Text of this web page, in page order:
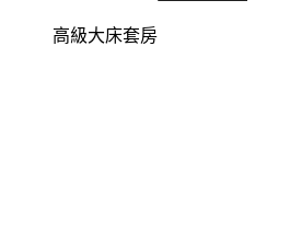
高級大床套房